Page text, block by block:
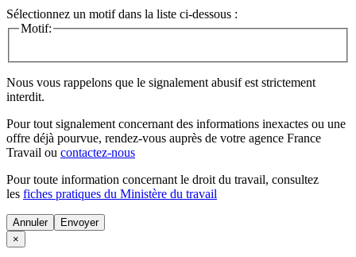
Sélectionnez un motif dans la liste ci-dessous :
Motif:
Nous vous rappelons que le signalement abusif est strictement
interdit.
Pour tout signalement concernant des informations inexactes ou une
offre déjà pourvue, rendez-vous auprès de votre agence France
Travail ou contactez-nous
Pour toute information concernant le droit du travail, consultez
les fiches pratiques du Ministère du travail
Annuler
×